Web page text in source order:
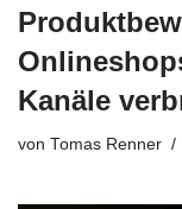
Kanäle
von Tomas Renner